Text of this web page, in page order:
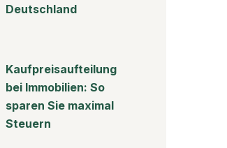
Deutschland
Kaufpreisaufteilung
bei Immobilien: So
sparen Sie maximal
Steuern